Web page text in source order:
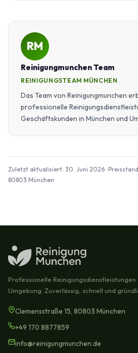
RM
Reinigungmunchen Team
REINIGUNGSTEAM MÜNCHEN
Das Team von Reinigungmunchen
professionelle
Geschäftskunden in München und
Zuletzt aktualisiert: 30. Juni 2026 · Preisstand
80803 München
Professionelle Reinigungsdienstleistungen
Umgebung. Zuverlässig, schnell und
Clemensstraße 15, 80803 München
+49 170 8877859
info@reinigungmunchen.de